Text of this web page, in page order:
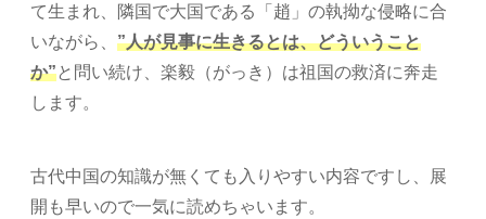
て生まれ、隣国で大国である「趙」の執拗な侵略に合
いながら、”人が見事に生きるとは、どういうこと
か”と問い続け、楽毅（がっき）は祖国の救済に奔走
します。
古代中国の知識が無くても入りやすい内容ですし、展
開も早いので一気に読めちゃいます。